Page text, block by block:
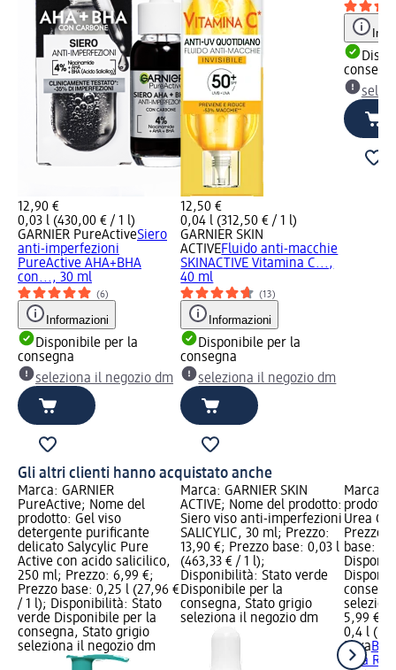
12,90 €
0,03 l (430,00 € / 1 l)
GARNIER PureActiveSiero
anti-imperfezioni
PureActive AHA+BHA
con..., 30 ml
(6)
Informazioni
Disponibile per la
consegna
seleziona il negozio dm
12,50 €
0,04 l (312,50 € / 1 l)
GARNIER SKIN
ACTIVEFluido anti-macchie
SKINACTIVE Vitamina C...,
40 ml
(13)
Informazioni
Disponibile per la
consegna
seleziona il negozio dm
Gli altri clienti hanno acquistato anche
Marca: GARNIER
PureActive; Nome del
prodotto: Gel viso
detergente purificante
delicato Salycylic Pure
Active con acido salicilico,
250 ml; Prezzo: 6,99 €;
Prezzo base: 0,25 l (27,96 €
/ 1 l); Disponibilità: Stato
verde Disponibile per la
consegna, Stato grigio
seleziona il negozio dm
Marca: GARNIER SKIN
ACTIVE; Nome del prodotto:
Siero viso anti-imperfezioni
SALICYLIC, 30 ml; Prezzo:
13,90 €; Prezzo base: 0,03 l
(463,33 € / 1 l);
Disponibilità: Stato verde
Disponibile per la
consegna, Stato grigio
seleziona il negozio dm
Marca:
Urea
Prezzo:
base:
5,99 €
0,4 l
Mixa
Cica